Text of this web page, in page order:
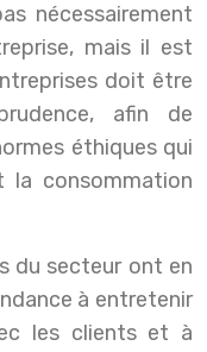
nécessairement
mais il est
doit être
afin de
éthiques qui
consommation
du secteur ont en
à entretenir
les clients et à